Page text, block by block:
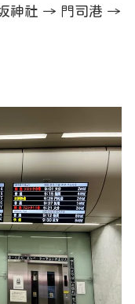
神社 → 門司港 →